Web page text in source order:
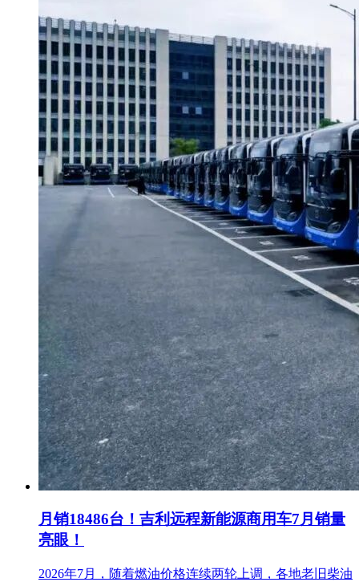
2.采购代理机构信息
名称：池州建投工程咨询有限公司
地址：安徽省池州市贵池区九华山大道 389 号益瑞楼2楼
联系方式：13045534195
3.项目联系方式
项目联系人：陈浩
电话：13045534195
2.其他附件
3.成交标的承诺函
4.中标结果公告PDF版
5.中标供应商评审情况表
月销18486台！吉利远程新能源商用车7月销量
亮眼！
2026年7月，随着燃油价格连续两轮上调，各地老旧柴油